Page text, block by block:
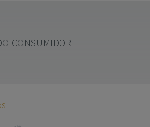
CONSUMIDOR